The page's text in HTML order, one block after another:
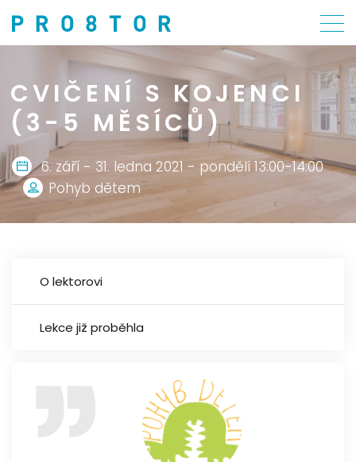
CVIČENÍ S KOJENCI
(3-5 MĚSÍCŮ)
6. září - 31. ledna 2021 - pondělí 13:00-14:00
Pohyb dětem
O lektorovi
Lekce již proběhla